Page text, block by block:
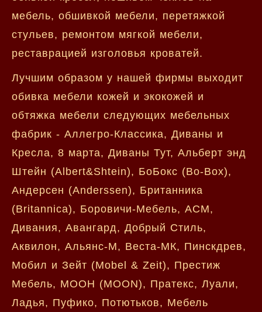
мебель, обшивкой мебели, перетяжкой
стульев, ремонтом мягкой мебели,
реставрацией изголовья кроватей.
Лучшим образом у нашей фирмы выходит
обивка мебели кожей и экокожей и
обтяжка мебели следующих мебельных
фабрик - Аллегро-Классика, Диваны и
Кресла, 8 марта, Диваны Тут, Альберт энд
Штейн (Albert&Shtein), БоБокс (Bo-Box),
Андерсен (Anderssen), Британника
(Britannica), Боровичи-Мебель, АСМ,
Дивания, Авангард, Добрый Стиль,
Аквилон, Альянс-М, Веста-МК, Пинскдрев,
Мобил и Зейт (Mobel & Zeit), Престиж
Мебель, МООН (MOON), Пратекс, Луали,
Ладья, Пуфико, Потютьков, Мебель